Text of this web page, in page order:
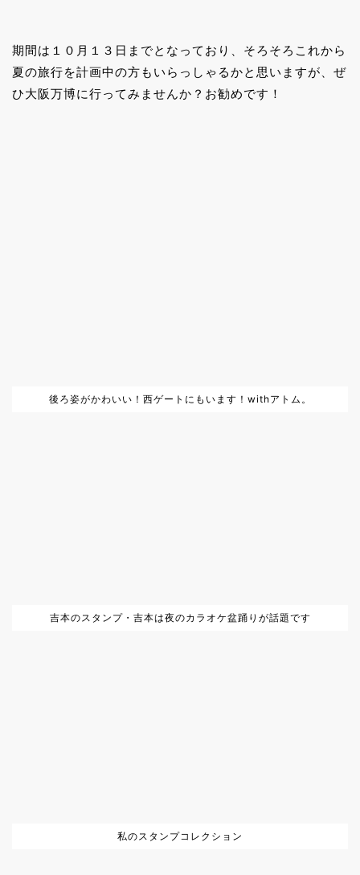
期間は１０月１３日までとなっており、そろそろこれから
夏の旅行を計画中の方もいらっしゃるかと思いますが、ぜ
ひ大阪万博に行ってみませんか？お勧めです！
後ろ姿がかわいい！西ゲートにもいます！withアトム。
吉本のスタンプ・吉本は夜のカラオケ盆踊りが話題です
私のスタンプコレクション